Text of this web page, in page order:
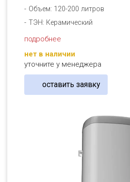
Объем: 120-200 литров
ТЭН: Керамический
подробнее
нет в наличии
уточните у менеджера
оставить заявку